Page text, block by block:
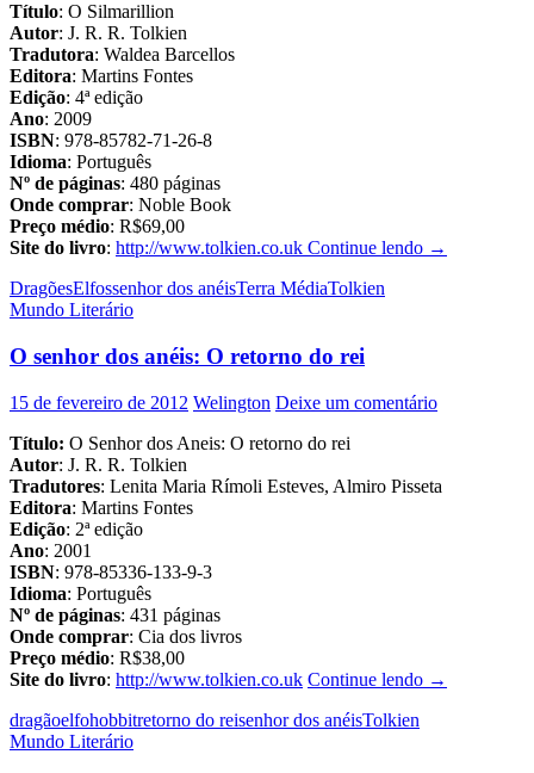
Título: O Silmarillion
Autor: J. R. R. Tolkien
Tradutora: Waldea Barcellos
Editora: Martins Fontes
Edição: 4ª edição
Ano: 2009
ISBN: 978-85782-71-26-8
Idioma: Português
Nº de páginas: 480 páginas
Onde comprar: Noble Book
Preço médio: R$69,00
Site do livro: http://www.tolkien.co.uk Continue lendo O
→
DragõesElfossenhor dos anéisTerra MédiaTolkien
Mundo Literário
O senhor dos anéis: O retorno do rei
15 de fevereiro de 2012 Welington Deixe um comentário
Título: O Senhor dos Aneis: O retorno do rei
Autor: J. R. R. Tolkien
Tradutores: Lenita Maria Rímoli Esteves, Almiro Pisseta
Editora: Martins Fontes
Edição: 2ª edição
Ano: 2001
ISBN: 978-85336-133-9-3
Idioma: Português
Nº de páginas: 431 páginas
Onde comprar: Cia dos livros
Preço médio: R$38,00
Site do livro: http://www.tolkien.co.uk Continue lendo O
→
dragãoelfohobbitretorno do reisenhor dos anéisTolkien
Mundo Literário